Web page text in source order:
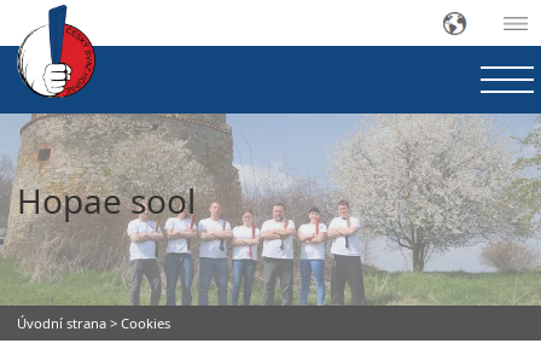
Hopae sool
Úvodní strana > Cookies